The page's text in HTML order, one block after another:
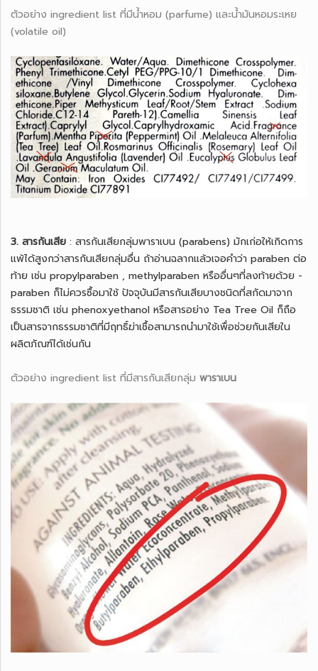
ตัวอย่าง ingredient list ที่มีน้ำหอม (parfume) และน้ำมันหอมระเหย
(volatile oil)
3. สารกันเสีย : สารกันเสียกลุ่มพาราเบน (parabens) มักเก่อให้เกิดการ
แพ้ได้สูงกว่าสารกันเสียกลุ่มอื่น ถ้าอ่านฉลากแล้วเจอคำว่า paraben ต่อ
ท้าย เช่น propylparaben , methylparaben หรืออื่นๆที่ลงท้ายด้วย -
paraben ก็ไม่ควรซื้อมาใช้ ปัจจุบันมีสารกันเสียบางชนิดที่สกัดมาจาก
ธรรมชาติ เช่น phenoxyethanol หรือสารอย่าง Tea Tree Oil ก็ถือ
เป็นสารจากธรรมชาติที่มีฤทธิ์ฆ่าเชื้อสามารถนำมาใช้เพื่อช่วยกันเสียใน
ผลิตภัณฑ์ได้เช่นกัน
ตัวอย่าง ingredient list ที่มีสารกันเสียกลุ่ม พาราเบน